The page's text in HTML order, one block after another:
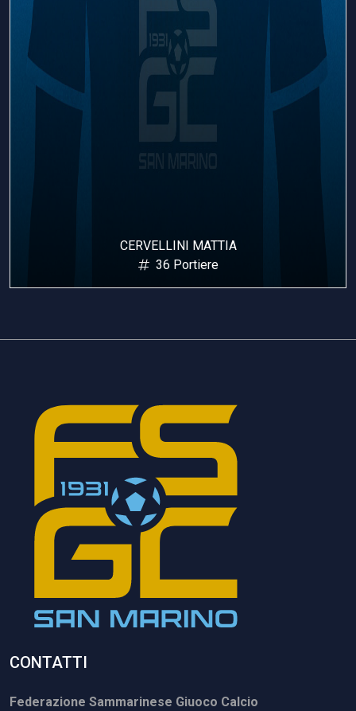
CERVELLINI MATTIA
36 Portiere
CONTATTI
Federazione Sammarinese Giuoco Calcio